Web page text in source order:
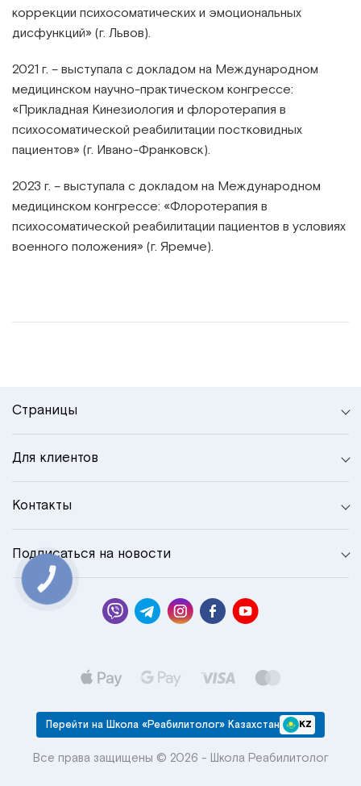
коррекции психосоматических и эмоциональных
дисфункций» (г. Львов).
2021 г. – выступала с докладом на Международном
медицинском научно-практическом конгрессе:
«Прикладная Кинезиология и флоротерапия в
психосоматической реабилитации постковидных
пациентов» (г. Ивано-Франковск).
2023 г. – выступала с докладом на Международном
медицинском конгрессе: «Флоротерапия в
психосоматической реабилитации пациентов в условиях
военного положения» (г. Яремче).
Страницы
Для клиентов
Контакты
Подписаться на новости
Перейти на Школа «Реабилитолог» Казахстан KZ
Все права защищены © 2026 - Школа Реабилитолог
КНОПКА
СВЯЗИ